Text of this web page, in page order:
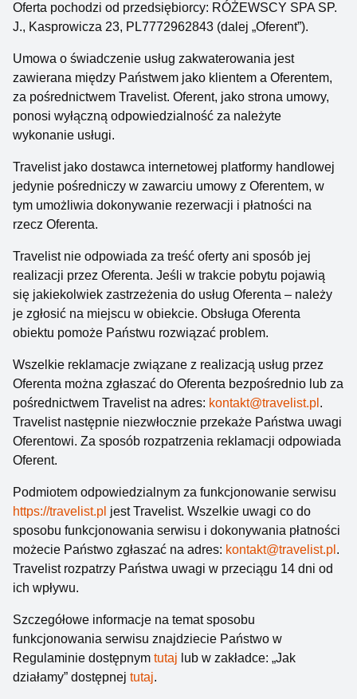
Oferta pochodzi od przedsiębiorcy: RÓŻEWSCY SPA SP.
J., Kasprowicza 23, PL7772962843 (dalej „Oferent”).
Umowa o świadczenie usług zakwaterowania jest
zawierana między Państwem jako klientem a Oferentem,
za pośrednictwem Travelist. Oferent, jako strona umowy,
ponosi wyłączną odpowiedzialność za należyte
wykonanie usługi.
Travelist jako dostawca internetowej platformy handlowej
jedynie pośredniczy w zawarciu umowy z Oferentem, w
tym umożliwia dokonywanie rezerwacji i płatności na
rzecz Oferenta.
Travelist nie odpowiada za treść oferty ani sposób jej
realizacji przez Oferenta. Jeśli w trakcie pobytu pojawią
się jakiekolwiek zastrzeżenia do usług Oferenta – należy
je zgłosić na miejscu w obiekcie. Obsługa Oferenta
obiektu pomoże Państwu rozwiązać problem.
Wszelkie reklamacje związane z realizacją usług przez
Oferenta można zgłaszać do Oferenta bezpośrednio lub za
pośrednictwem Travelist na adres: kontakt@travelist.pl .
Travelist następnie niezwłocznie przekaże Państwa uwagi
Oferentowi. Za sposób rozpatrzenia reklamacji odpowiada
Oferent.
Podmiotem odpowiedzialnym za funkcjonowanie serwisu
https://travelist.pl jest Travelist. Wszelkie uwagi co do
sposobu funkcjonowania serwisu i dokonywania płatności
możecie Państwo zgłaszać na adres: kontakt@travelist.pl .
Travelist rozpatrzy Państwa uwagi w przeciągu 14 dni od
ich wpływu.
Szczegółowe informacje na temat sposobu
funkcjonowania serwisu znajdziecie Państwo w
Regulaminie dostępnym tutaj lub w zakładce: „Jak
działamy” dostępnej tutaj.